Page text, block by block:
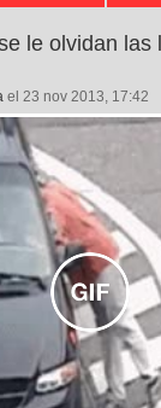
le olvidan las
el 23 nov 2013, 17:42